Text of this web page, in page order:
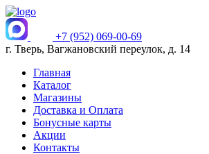
+7 (952) 069-00-69
г. Тверь, Вагжановский переулок, д. 14
Главная
Каталог
Магазины
Доставка и Оплата
Бонусные карты
Акции
Контакты